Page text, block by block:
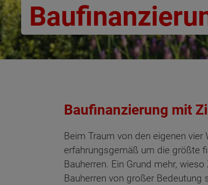
Baufinanzierung mit
Beim Traum von den eigenen vier
erfahrungsgemäß um die größte
Bauherren. Ein Grund mehr,
Bauherren von großer Bedeutung